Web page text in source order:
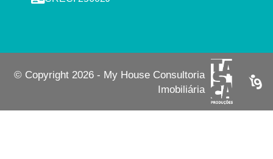
© Copyright 2026 - My House Consultoria
Imobiliária